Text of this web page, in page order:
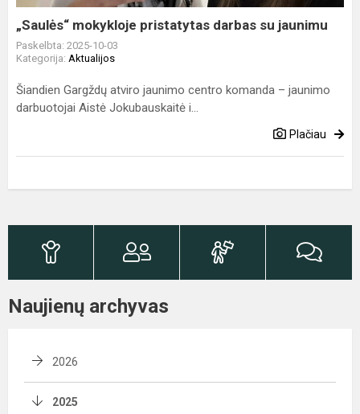
„Saulės“ mokykloje pristatytas darbas su jaunimu
Paskelbta: 2025-10-03
Kategorija: Aktualijos
Šiandien Gargždų atviro jaunimo centro komanda – jaunimo
darbuotojai Aistė Jokubauskaitė i...
Plačiau
Naujienų archyvas
2026
2025